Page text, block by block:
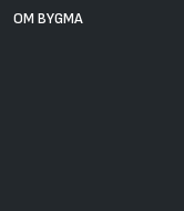
OM BYGMA